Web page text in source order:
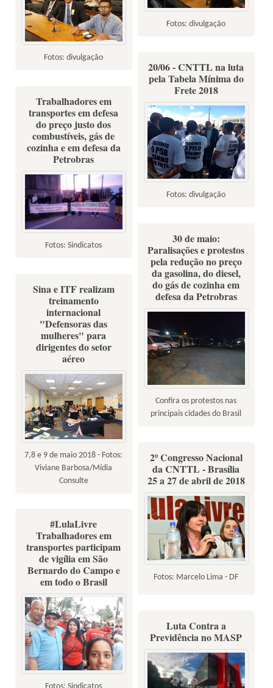
Fotos: divulgação
Fotos: divulgação
20/06 - CNTTL na luta
pela Tabela Mínima do
Frete 2018
Fotos: divulgação
Trabalhadores em
transportes em defesa
do preço justo dos
combustíveis, gás de
cozinha e em defesa da
Petrobras
Fotos: Sindicatos
30 de maio:
Paralisações e protestos
pela redução no preço
da gasolina, do diesel,
do gás de cozinha em
defesa da Petrobras
Confira os protestos nas
principais cidades do Brasil
Sina e ITF realizam
treinamento
internacional
"Defensoras das
mulheres" para
dirigentes do setor
aéreo
7,8 e 9 de maio 2018 - Fotos:
Viviane Barbosa/Mídia
Consulte
2º Congresso Nacional
da CNTTL - Brasília
25 a 27 de abril de 2018
Fotos: Marcelo Lima - DF
#LulaLivre
Trabalhadores em
transportes participam
de vigília em São
Bernardo do Campo e
em todo o Brasil
Luta Contra a
Previdência no MASP